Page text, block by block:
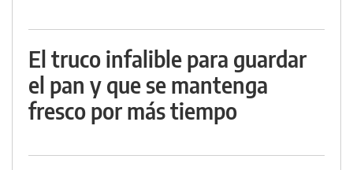
El truco infalible para guardar
el pan y que se mantenga
fresco por más tiempo